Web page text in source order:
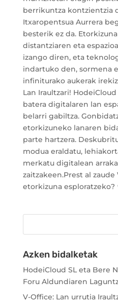
berrikuntza kontzientzia
Itxaropentsua Aurrera
besterik ez da.
distantziaren eta
izango diren, eta
indartuko den, sormena
infiniturako aukerak
Lan Iraultzari!
batera digitalaren lan
belarri gabiltza.
etorkizuneko lanaren
parte hartzera.
modua eraldatu,
merkatu digitalean
zaitzakeen.Prest al
etorkizuna esploratzeko?
Azken bidalketak
HodeiCloud SL eta Bere
Foru Aldundiaren
V-Office: Lan urrutia